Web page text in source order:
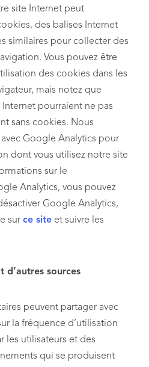
site Internet peut
des balises Internet
similaires pour collecter des
Vous pouvez être
des cookies dans les
mais notez que
pourraient ne pas
sans cookies. Nous
Google Analytics pour
dont vous utilisez notre site
sur le
Analytics, vous pouvez
Google Analytics,
sur ce site et suivre les
d’autres sources
peuvent partager avec
la fréquence d’utilisation
les utilisateurs et des
qui se produisent